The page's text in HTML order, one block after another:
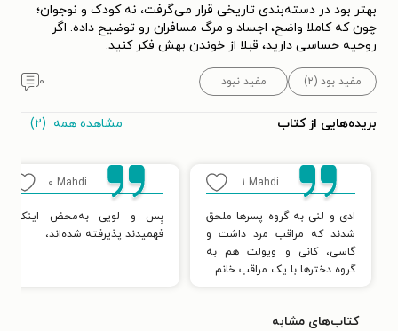
بهتر بود در دسته‌بندی تاریخی قرار می‌گرفت، نه کودک و نوجوان؛
چون که کاملا واضح، اجساد و مرگ‌ مسافران رو توضیح داده. اگر
روحیه حساسی دارید، قبلا از خوندن بهش فکر کنید.
مفید بود (۲) مفید نبود ۰
بریده‌هایی از کتاب مشاهده همه (۲)
Mahdi ۱
ادی و لنی به گروه پسرها ملحق
شدند که مراقب مرد داشت و
گاسی، کانی و ویولت هم به
گروه دخترها با یک مراقب خانم.
Mahdi ۰
بِس و لویی به‌محض اینکه
فهمیدند پذیرفته شده‌اند،
کتاب‌های مشابه